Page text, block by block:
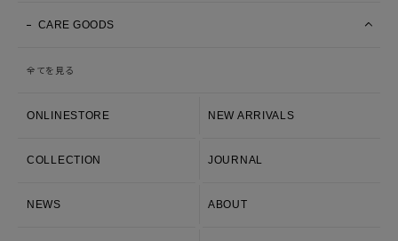
CARE GOODS
全てを見る
ONLINESTORE NEW ARRIVALS
COLLECTION JOURNAL
NEWS ABOUT